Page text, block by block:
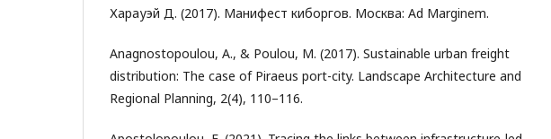
Харауэй Д. (2017). Манифест киборгов. Москва: Ad Marginem.
Anagnostopoulou, A., & Poulou, M. (2017). Sustainable urban freight
distribution: The case of Piraeus port-city. Landscape Architecture and
Regional Planning, 2(4), 110–116.